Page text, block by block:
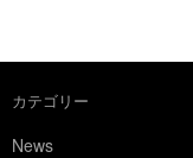
カテゴリー
News